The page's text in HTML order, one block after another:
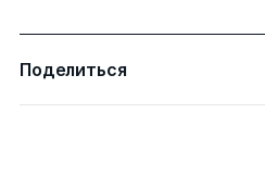
Поделиться